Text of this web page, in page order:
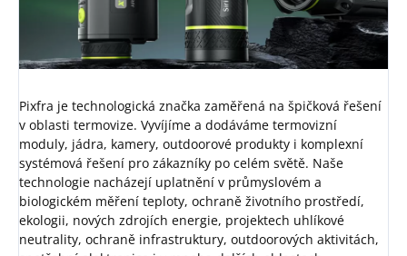
Pixfra je technologická značka zaměřená na špičková řešení
v oblasti termovize. Vyvíjíme a dodáváme termovizní
moduly, jádra, kamery, outdoorové produkty i komplexní
systémová řešení pro zákazníky po celém světě. Naše
technologie nacházejí uplatnění v průmyslovém a
biologickém měření teploty, ochraně životního prostředí,
ekologii, nových zdrojích energie, projektech uhlíkové
neutrality, ochraně infrastruktury, outdoorových aktivitách,